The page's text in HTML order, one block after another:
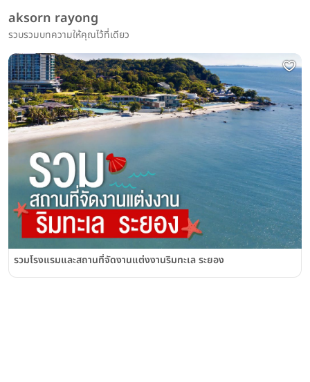
aksorn rayong
รวบรวมบทความให้คุณไว้ที่เดียว
รวมโรงแรมและสถานที่จัดงานแต่งงานริมทะเล ระยอง